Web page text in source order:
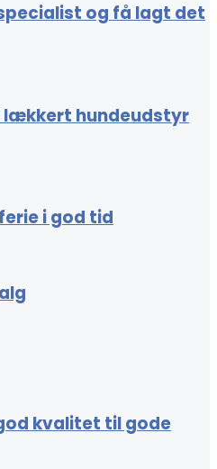
og få lagt det
lækkert hundeudstyr
i god tid
kvalitet til gode